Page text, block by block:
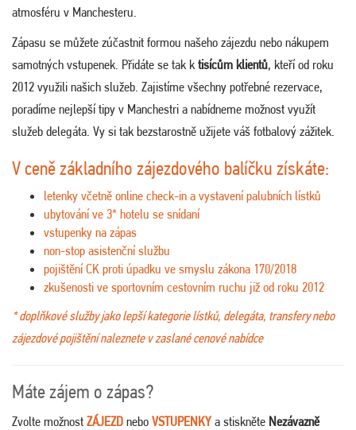
atmosféru v Manchesteru.
Zápasu se můžete zúčastnit formou našeho zájezdu nebo nákupem
samotných vstupenek. Přidáte se tak ktisícům klientů, kteří od roku
2012 využili našich služeb. Zajistíme všechny potřebné rezervace,
poradíme nejlepší tipy v Manchestri a nabídneme možnost využít
služeb delegáta. Vy si tak bezstarostně užijete váš fotbalový zážitek.
V ceně základního zájezdového balíčku získáte:
letenky včetně online check-in a vystavení palubních lístků
ubytování ve 3* hotelu se snídaní
vstupenky na zápas
non-stop asistenční službu
pojištění CK proti úpadku ve smyslu zákona 170/2018
zkušenosti ve sportovním cestovním ruchu již od roku 2012
* doplňkové služby jako lepší kategorie lístků, delegáta, transfery nebo
zájezdové pojištění naleznete v zaslané cenové nabídce
Máte zájem o zápas?
Zvolte možnost ZÁJEZD nebo VSTUPENKY a stiskněte Nezávazně